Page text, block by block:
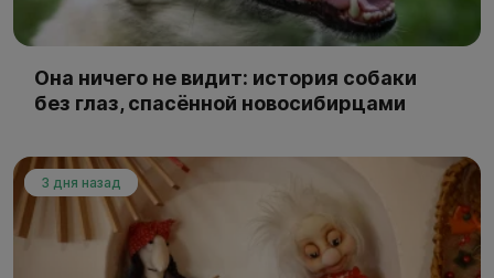
Она ничего не видит: история собаки
без глаз, спасённой новосибирцами
3 дня назад